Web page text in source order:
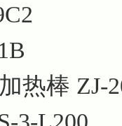
热棒 ZJ-